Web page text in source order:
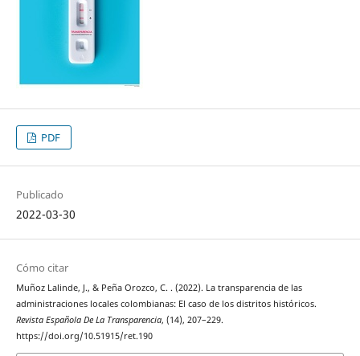
PDF
Publicado
2022-03-30
Cómo citar
Muñoz Lalinde, J., & Peña Orozco, C. . (2022). La transparencia de las
administraciones locales colombianas: El caso de los distritos históricos.
Revista Española De La Transparencia, (14), 207–229.
https://doi.org/10.51915/ret.190